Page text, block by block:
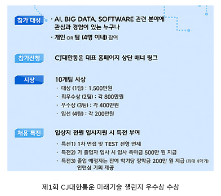
제1회 CJ대한통운 미래기술 챌린지 우수상 수상